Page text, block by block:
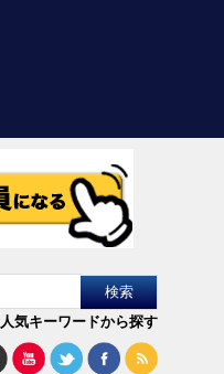
人気キーワードから探す